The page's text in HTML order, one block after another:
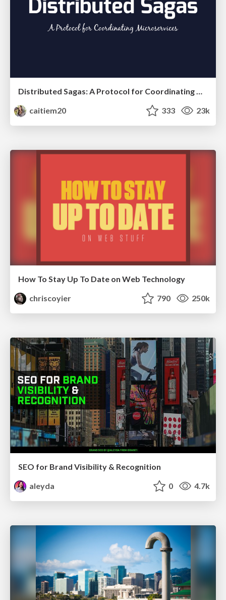
caitiem20
333 23k
How To Stay Up To Date on Web Technology
chriscoyier
790 250k
SEO for Brand Visibility & Recognition
aleyda
0 4.7k